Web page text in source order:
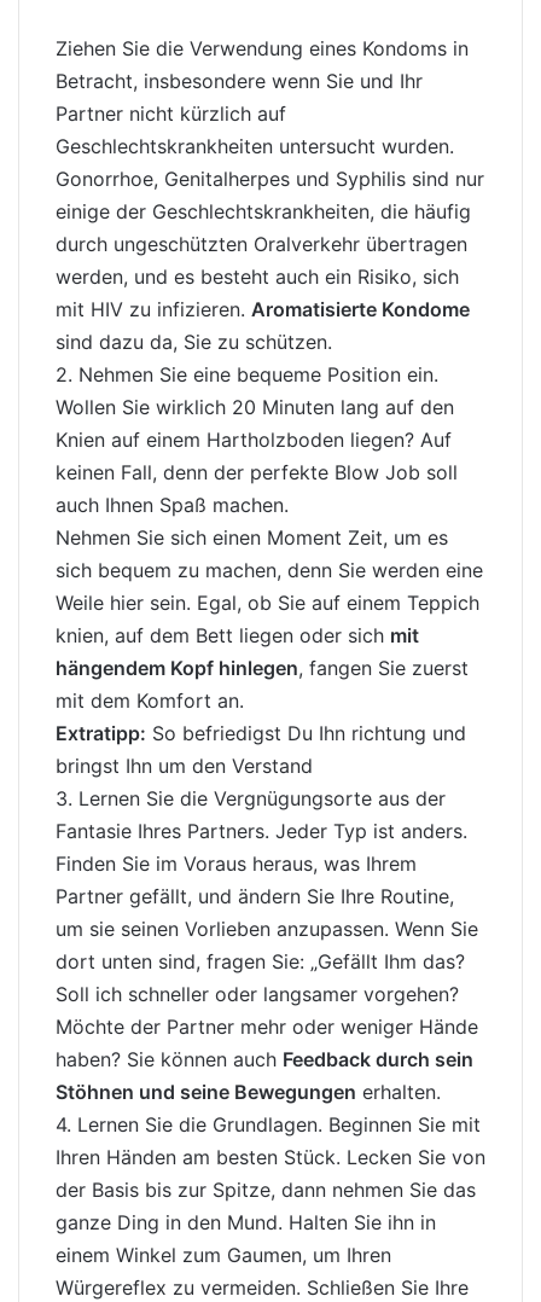
Ziehen Sie die Verwendung eines Kondoms in
Betracht, insbesondere wenn Sie und Ihr
Partner nicht kürzlich auf
Geschlechtskrankheiten untersucht wurden.
Gonorrhoe, Genitalherpes und Syphilis sind nur
einige der Geschlechtskrankheiten, die häufig
durch ungeschützten Oralverkehr übertragen
werden, und es besteht auch ein Risiko, sich
mit HIV zu infizieren. Aromatisierte Kondome
sind dazu da, Sie zu schützen.
2. Nehmen Sie eine bequeme Position ein.
Wollen Sie wirklich 20 Minuten lang auf den
Knien auf einem Hartholzboden liegen? Auf
keinen Fall, denn der perfekte Blow Job soll
auch Ihnen Spaß machen.
Nehmen Sie sich einen Moment Zeit, um es
sich bequem zu machen, denn Sie werden eine
Weile hier sein. Egal, ob Sie auf einem Teppich
knien, auf dem Bett liegen oder sich mit
hängendem Kopf hinlegen, fangen Sie zuerst
mit dem Komfort an.
Extratipp: So befriedigst Du Ihn richtung und
bringst Ihn um den Verstand
3. Lernen Sie die Vergnügungsorte aus der
Fantasie Ihres Partners. Jeder Typ ist anders.
Finden Sie im Voraus heraus, was Ihrem
Partner gefällt, und ändern Sie Ihre Routine,
um sie seinen Vorlieben anzupassen. Wenn Sie
dort unten sind, fragen Sie: „Gefällt Ihm das?
Soll ich schneller oder langsamer vorgehen?
Möchte der Partner mehr oder weniger Hände
haben? Sie können auch Feedback durch sein
Stöhnen und seine Bewegungen erhalten.
4. Lernen Sie die Grundlagen. Beginnen Sie mit
Ihren Händen am besten Stück. Lecken Sie von
der Basis bis zur Spitze, dann nehmen Sie das
ganze Ding in den Mund. Halten Sie ihn in
einem Winkel zum Gaumen, um Ihren
Würgereflex zu vermeiden. Schließen Sie Ihre